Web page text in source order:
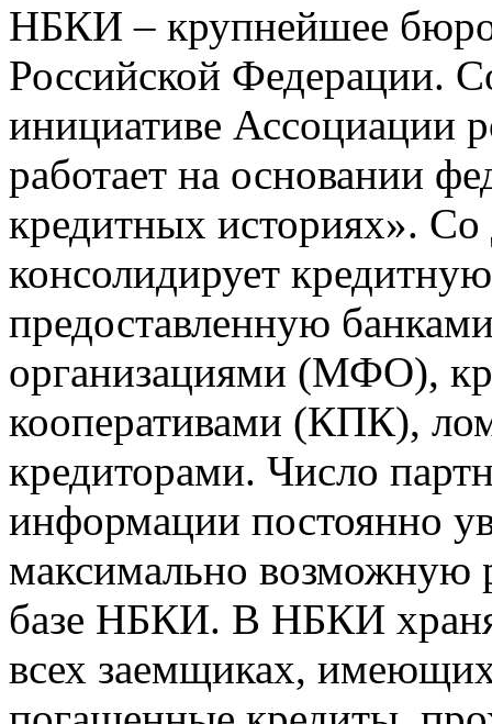
НБКИ – крупнейшее
Российской Федерации.
инициативе Ассоциации
работает на основании
кредитных историях».
консолидирует
предоставленную
организациями (МФО),
кооперативами (КПК),
кредиторами. Число
информации постоянно
максимально возможную
базе НБКИ. В НБКИ
всех заемщиках,